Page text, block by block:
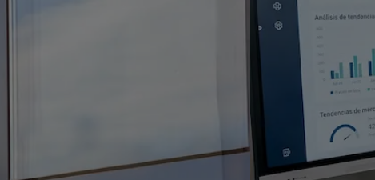
10 tendencias
las agencias
próximos cinco